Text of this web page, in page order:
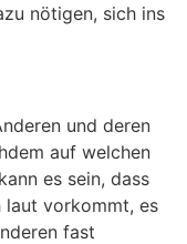
nötigen, sich ins
und deren
auf welchen
es sein, dass
laut vorkommt, es
fast